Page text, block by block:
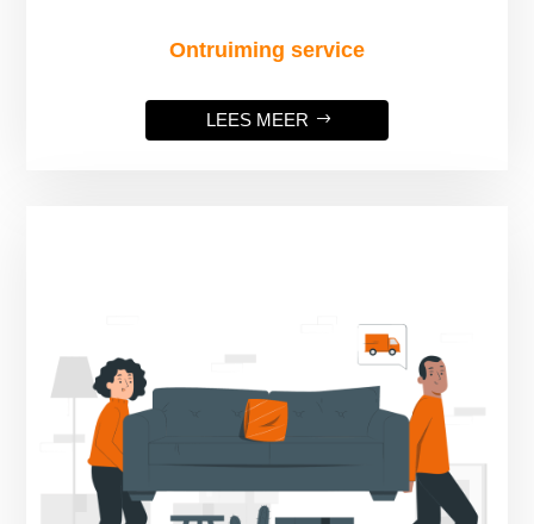
Ontruiming service
LEES MEER